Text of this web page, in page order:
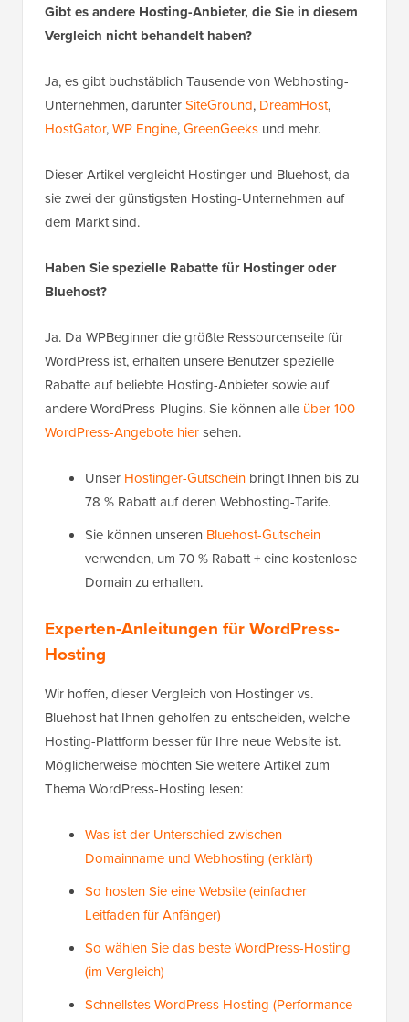
Gibt es andere Hosting-Anbieter, die Sie in diesem
Vergleich nicht behandelt haben?
Ja, es gibt buchstäblich Tausende von Webhosting-
Unternehmen, darunterSiteGround, DreamHost,
HostGator,WP Engine,GreenGeeks und mehr.
Dieser Artikel vergleicht Hostinger und Bluehost, da
sie zwei der günstigsten Hosting-Unternehmen auf
dem Markt sind.
Haben Sie spezielle Rabatte für Hostinger oder
Bluehost?
Ja. Da WPBeginner die größte Ressourcenseite für
WordPress ist, erhalten unsere Benutzer spezielle
Rabatte auf beliebte Hosting-Anbieter sowie auf
andere WordPress-Plugins. Sie können alle über 100
WordPress-Angebote hiersehen.
Unser Hostinger-Gutschein bringt Ihnen bis zu
78 % Rabatt auf deren Webhosting-Tarife.
Sie können unseren Bluehost-Gutschein
verwenden, um 70 % Rabatt + eine kostenlose
Domain zu erhalten.
Experten-Anleitungen für WordPress-
Hosting
Wir hoffen, dieser Vergleich von Hostinger vs.
Bluehost hat Ihnen geholfen zu entscheiden, welche
Hosting-Plattform besser für Ihre neue Website ist.
Möglicherweise möchten Sie weitere Artikel zum
Thema WordPress-Hosting lesen:
Was ist der Unterschied zwischen
Domainname und Webhosting (erklärt)
So hosten Sie eine Website (einfacher
Leitfaden für Anfänger)
So wählen Sie das beste WordPress-Hosting
(im Vergleich)
Schnellstes WordPress Hosting (Performance-